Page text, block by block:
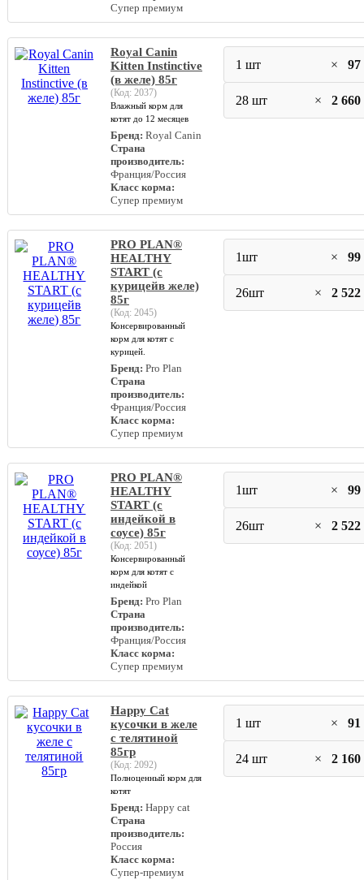
Супер премиум
Royal Canin
Kitten Instinctive
(в желе) 85г
(Код: 2037)
Влажный корм для
котят до 12 месяцев
Бренд: Royal Canin
Страна
производитель:
Франция/Россия
Класс корма:
Супер премиум
1 шт ×
28 шт × 2
PRO PLAN®
HEALTHY
START (с
курицейв желе)
85г
(Код: 2045)
Консервированный
корм для котят с
курицей.
Бренд: Pro Plan
Страна
производитель:
Франция/Россия
Класс корма:
Супер премиум
1шт ×
26шт × 2
PRO PLAN®
HEALTHY
START (с
индейкой в
соусе) 85г
(Код: 2051)
Консервированный
корм для котят с
индейкой
Бренд: Pro Plan
Страна
производитель:
Франция/Россия
Класс корма:
Супер премиум
1шт ×
26шт × 2
Happy Cat
кусочки в желе
с телятиной
85гр
(Код: 2092)
Полноценный корм для
котят
Бренд: Happy cat
Страна
производитель:
Россия
Класс корма:
Супер-премиум
1 шт ×
24 шт × 2